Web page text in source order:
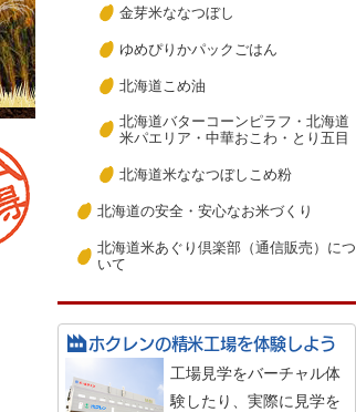
金芽米ななつぼし
ゆめぴりかパックごはん
北海道こめ油
北海道バターコーンピラフ・北海道
米パエリア・中華おこわ・とり五目
北海道米ななつぼしこめ粉
北海道の安全・安心なお米づくり
北海道米あぐり倶楽部（通信販売）につ
いて
ホクレンの精米工場を体験しよう
工場見学をバーチャル体
験したり、実際に見学を